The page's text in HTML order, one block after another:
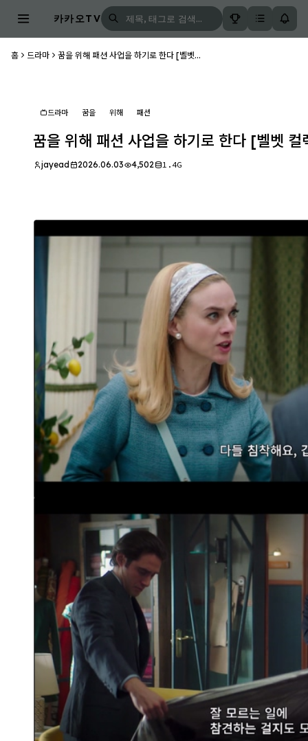
카카오TV
홈 드라마 꿈을 위해 패션 사업을 하기로 한다 [벨벳...
드라마 꿈을 위해 패션
꿈을 위해 패션 사업을 하기로 한다 [벨벳
jayead 2026.06.03 4,502 1.4G